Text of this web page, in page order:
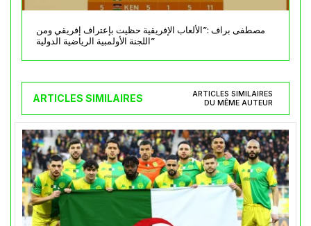
مصطفى براف :”الألعاب الإفريقية حظيت بإعتراف إفريقي ومن
اللجنة الأولمبية الرياضية الدولية”
ARTICLES SIMILAIRES
ARTICLES SIMILAIRES
DU MÊME AUTEUR